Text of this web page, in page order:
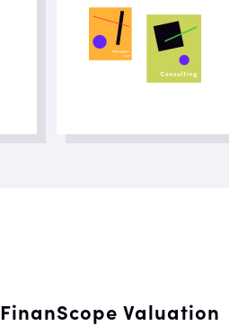
FinanScope Valuation